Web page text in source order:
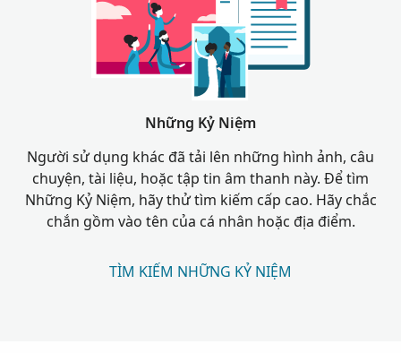
Những Kỷ Niệm
Người sử dụng khác đã tải lên những hình ảnh, câu
chuyện, tài liệu, hoặc tập tin âm thanh này. Để tìm
Những Kỷ Niệm, hãy thử tìm kiếm cấp cao. Hãy chắc
chắn gồm vào tên của cá nhân hoặc địa điểm.
TÌM KIẾM NHỮNG KỶ NIỆM